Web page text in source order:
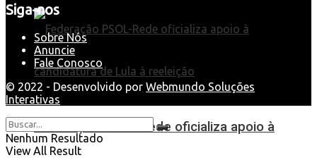
Federação PSOL-Rede oficializa apoio à
Siga-nos
Sobre Nós
Anuncie
Fale Conosco
© 2022 - Desenvolvido por Webmundo Soluções
Interativas
Nenhum Resultado
View All Result